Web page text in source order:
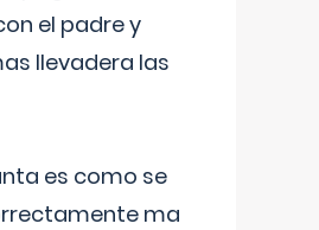
el padre y
llevadera las
es como se
ma